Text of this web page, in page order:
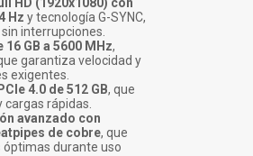
Hz y tecnología G-SYNC,
interrupciones.
16 GB a 5600 MHz,
garantiza velocidad y
exigentes.
4.0 de 512 GB, que
rápidas.
avanzado con
de cobre, que
durante uso